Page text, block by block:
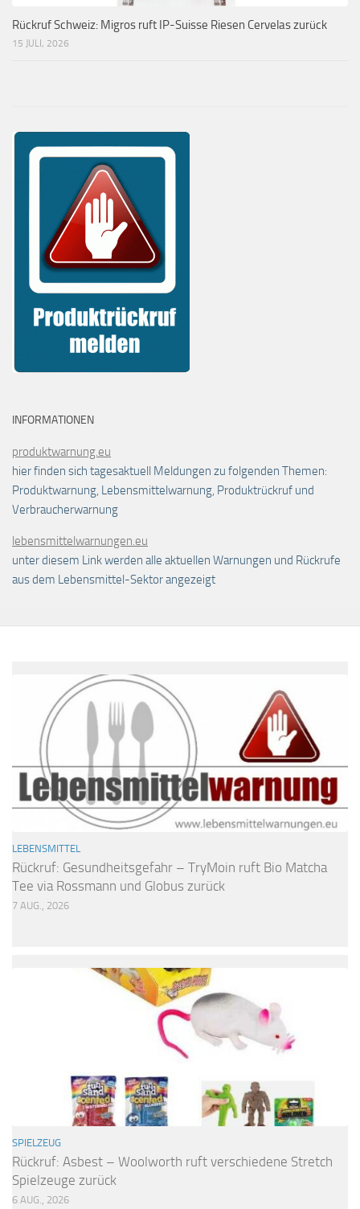
Rückruf Schweiz: Migros ruft IP-Suisse Riesen Cervelas zurück
15 JULI, 2026
INFORMATIONEN
produktwarnung.eu
hier finden sich tagesaktuell Meldungen zu folgenden Themen:
Produktwarnung, Lebensmittelwarnung, Produktrückruf und
Verbraucherwarnung
lebensmittelwarnungen.eu
unter diesem Link werden alle aktuellen Warnungen und Rückrufe
aus dem Lebensmittel-Sektor angezeigt
LEBENSMITTEL
Rückruf: Gesundheitsgefahr – TryMoin ruft Bio Matcha
Tee via Rossmann und Globus zurück
7 AUG., 2026
SPIELZEUG
Rückruf: Asbest – Woolworth ruft verschiedene Stretch
Spielzeuge zurück
6 AUG., 2026